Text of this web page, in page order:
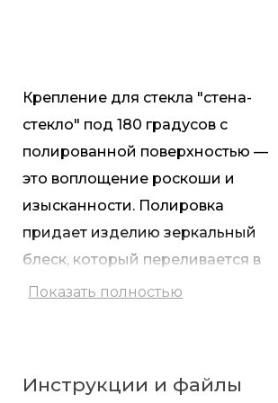
Крепление для стекла "стена-
стекло" под 180 градусов с
полированной поверхностью —
это воплощение роскоши и
изысканности. Полировка
придает изделию зеркальный
блеск, который переливается в
свете, создавая эффект дорогого
привлекательный вид, оно также
Показать полностью
Инструкции и файлы